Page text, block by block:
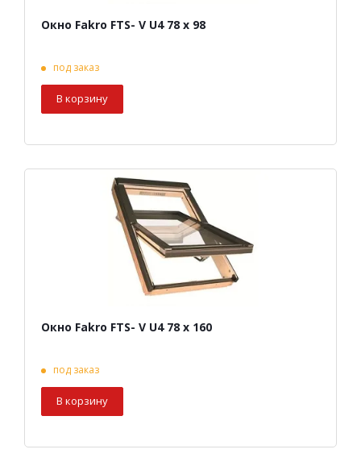
Окно Fakro FTS- V U4 78 х 98
под заказ
В корзину
Окно Fakro FTS- V U4 78 х 160
под заказ
В корзину